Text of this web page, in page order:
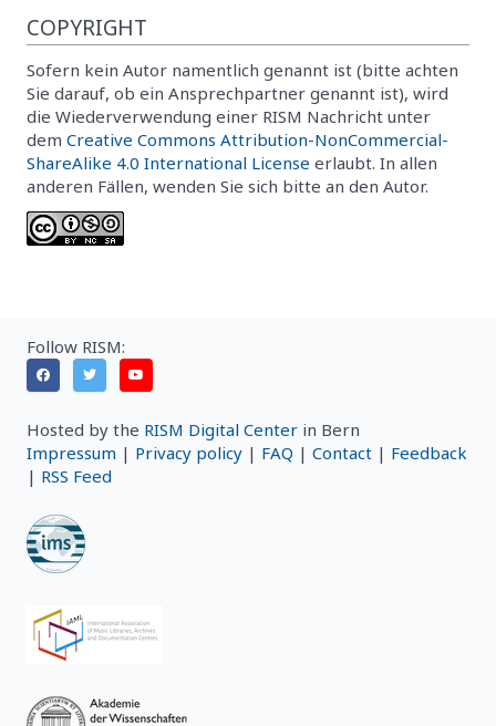
COPYRIGHT
Sofern kein Autor namentlich genannt ist (bitte achten
Sie darauf, ob ein Ansprechpartner genannt ist), wird
die Wiederverwendung einer RISM Nachricht unter
dem Creative Commons Attribution-NonCommercial-
ShareAlike 4.0 International License erlaubt. In allen
anderen Fällen, wenden Sie sich bitte an den Autor.
Follow RISM:
Hosted by the RISM Digital Center in Bern
Impressum | Privacy policy | FAQ | Contact | Feedback
| RSS Feed